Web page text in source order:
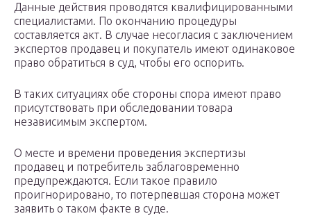
Данные действия проводятся квалифицированными
специалистами. По окончанию процедуры
составляется акт. В случае несогласия с заключением
экспертов продавец и покупатель имеют одинаковое
право обратиться в суд, чтобы его оспорить.
В таких ситуациях обе стороны спора имеют право
присутствовать при обследовании товара
независимым экспертом.
О месте и времени проведения экспертизы
продавец и потребитель заблаговременно
предупреждаются. Если такое правило
проигнорировано, то потерпевшая сторона может
заявить о таком факте в суде.